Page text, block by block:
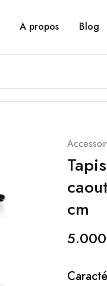
A propos Blog
cm
5.000